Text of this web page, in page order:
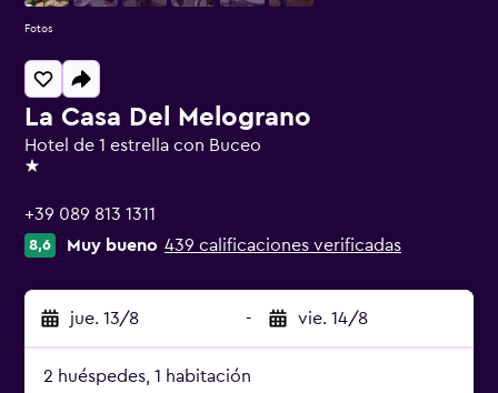
La Casa Del Melograno
Hotel de 1 estrella con Buceo
1 estrella
+39 089 813 1311
8,6 Muy bueno 439 calificaciones verificadas
jue. 13/8 - vie. 14/8
2 huéspedes, 1 habitación
Fotos